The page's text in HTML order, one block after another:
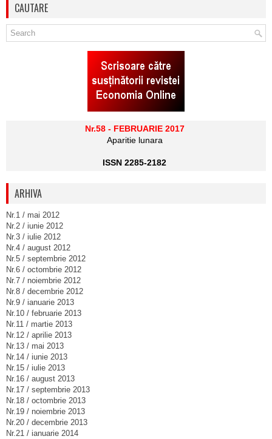
CAUTARE
Nr.58 - FEBRUARIE 2017
Aparitie lunara
ISSN 2285-2182
ARHIVA
Nr.1 / mai 2012
Nr.2 / iunie 2012
Nr.3 / iulie 2012
Nr.4 / august 2012
Nr.5 / septembrie 2012
Nr.6 / octombrie 2012
Nr.7 / noiembrie 2012
Nr.8 / decembrie 2012
Nr.9 / ianuarie 2013
Nr.10 / februarie 2013
Nr.11 / martie 2013
Nr.12 / aprilie 2013
Nr.13 / mai 2013
Nr.14 / iunie 2013
Nr.15 / iulie 2013
Nr.16 / august 2013
Nr.17 / septembrie 2013
Nr.18 / octombrie 2013
Nr.19 / noiembrie 2013
Nr.20 / decembrie 2013
Nr.21 / ianuarie 2014